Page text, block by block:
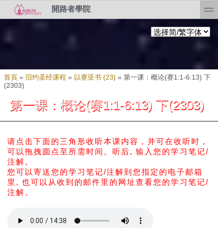
移至主內容
Skip to search
開路者學院
您在這裡
首頁 » 旧约圣经课程 » 以赛亚书 (23) »第一课：概论(赛1:1-6:13) 下
(2303)
第一课：概论(赛1:1-6:13) 下(2303)
请点击下面的三角形收听本课内容，并可在收听时，
可以拖拽圆点至所需时间。 听后, 输入您的学习笔记/
注解。
您可以寄送您的学习笔记/注解到您指定的电子邮箱
里, 也可以从收到的邮件里的网址查看您的学习笔记/
注解。